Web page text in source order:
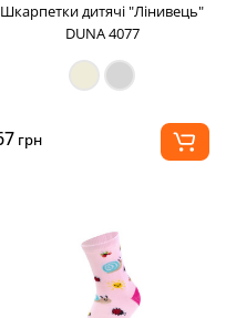
Шкарпетки дитячі "Лінивець"
DUNA 4077
грн